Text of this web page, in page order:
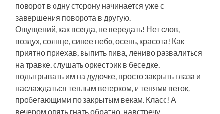
поворот в одну сторону начинается уже с
завершения поворота в другую.
Ощущений, как всегда, не передать! Нет слов,
воздух, солнце, синее небо, осень, красота! Как
приятно приехав, выпить пива, лениво развалиться
на травке, слушать оркестрик в беседке,
подыгрывать им на дудочке, просто закрыть глаза и
наслаждаться теплым ветерком, и тенями веток,
пробегающими по закрытым векам. Класс! А
вечером опять гнать обратно, навстречу